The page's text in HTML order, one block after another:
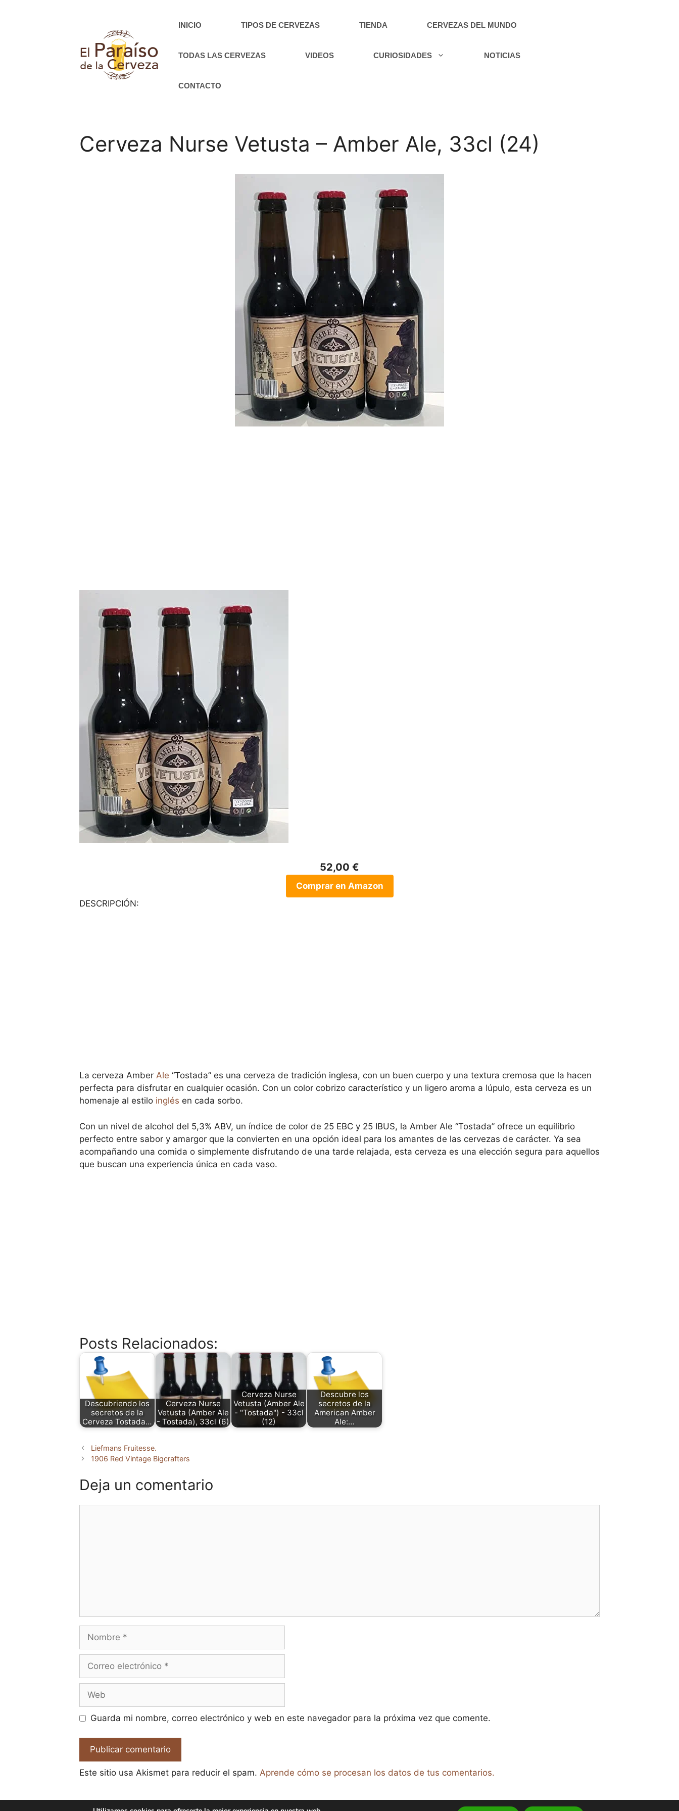
INICIO TIPOS DE CERVEZAS TIENDA CERVEZAS DEL MUNDO
TODAS LAS CERVEZAS VIDEOS CURIOSIDADES NOTICIAS
CONTACTO
Cerveza Nurse Vetusta – Amber Ale, 33cl (24)
52,00 €
Comprar en Amazon
DESCRIPCIÓN:
La cerveza Amber Ale “Tostada” es una cerveza de tradición inglesa, con un buen cuerpo y una textura cremosa que la hacen
perfecta para disfrutar en cualquier ocasión. Con un color cobrizo característico y un ligero aroma a lúpulo, esta cerveza es un
homenaje al estilo inglés en cada sorbo.
Con un nivel de alcohol del 5,3% ABV, un índice de color de 25 EBC y 25 IBUS, la Amber Ale “Tostada” ofrece un equilibrio
perfecto entre sabor y amargor que la convierten en una opción ideal para los amantes de las cervezas de carácter. Ya sea
acompañando una comida o simplemente disfrutando de una tarde relajada, esta cerveza es una elección segura para aquellos
que buscan una experiencia única en cada vaso.
Posts Relacionados:
Descubriendo los
secretos de la
Cerveza Tostada…
Cerveza Nurse
Vetusta (Amber Ale
- Tostada), 33cl (6)
Cerveza Nurse
Vetusta (Amber Ale
- "Tostada") - 33cl
(12)
Descubre los
secretos de la
American Amber
Ale:…
Liefmans Fruitesse.
1906 Red Vintage Bigcrafters
Deja un comentario
Nombre
Correo
Web
Guarda mi nombre, correo electrónico y web en este navegador para la próxima vez que comente.
Este sitio usa Akismet para reducir el spam. Aprende cómo se procesan los datos de tus comentarios.